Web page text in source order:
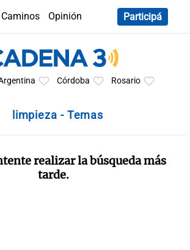
Caminos
Opinión
Participá
Córdoba Rosario
limpieza - Temas
realizar la búsqueda más
tarde.